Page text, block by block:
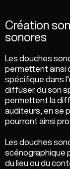
Création
sonores
Les douches
permettent ainsi
spécifique dans
diffuser du son
permettent la
auditeurs, en se
pourront ainsi
Les douches
scénographique
du lieu ou du